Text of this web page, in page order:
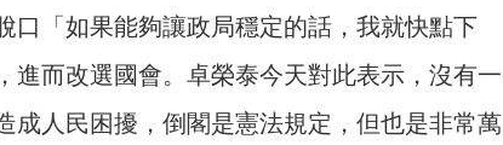
口「如果能夠讓政局穩定的話，我就快點下
進而改選國會。卓榮泰今天對此表示，沒有一
成人民困擾，倒閣是憲法規定，但也是非常萬